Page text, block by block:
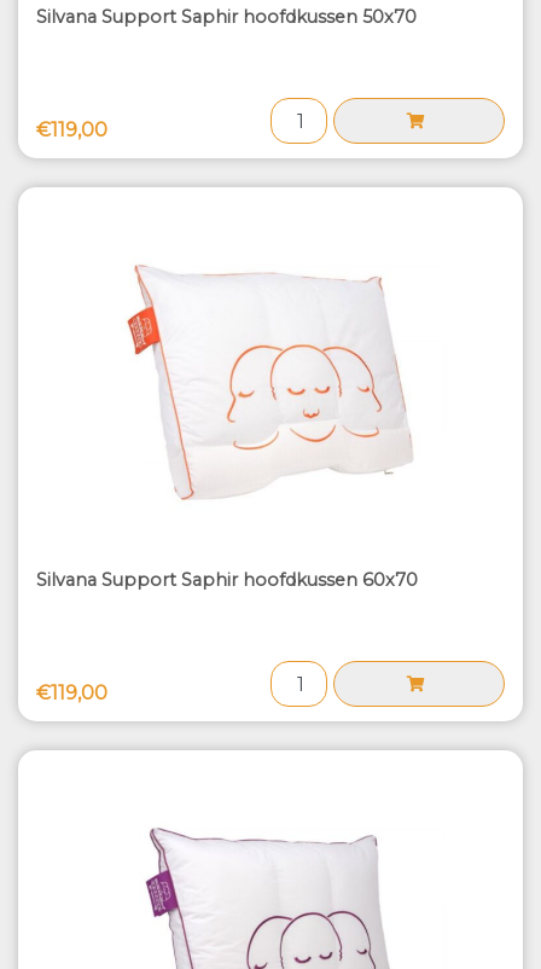
Silvana Support Saphir hoofdkussen 50x70
€119,00
Silvana Support Saphir hoofdkussen 60x70
€119,00